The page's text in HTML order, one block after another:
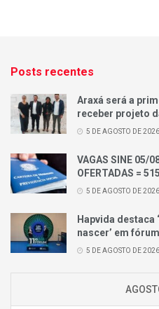
Posts recentes
Araxá será a
receber projeto
5 DE AGOSTO DE 2026
VAGAS SINE 05/
OFERTADAS = 515
5 DE AGOSTO DE 2026
Hapvida destaca
nascer’ em
5 DE AGOSTO DE 2026